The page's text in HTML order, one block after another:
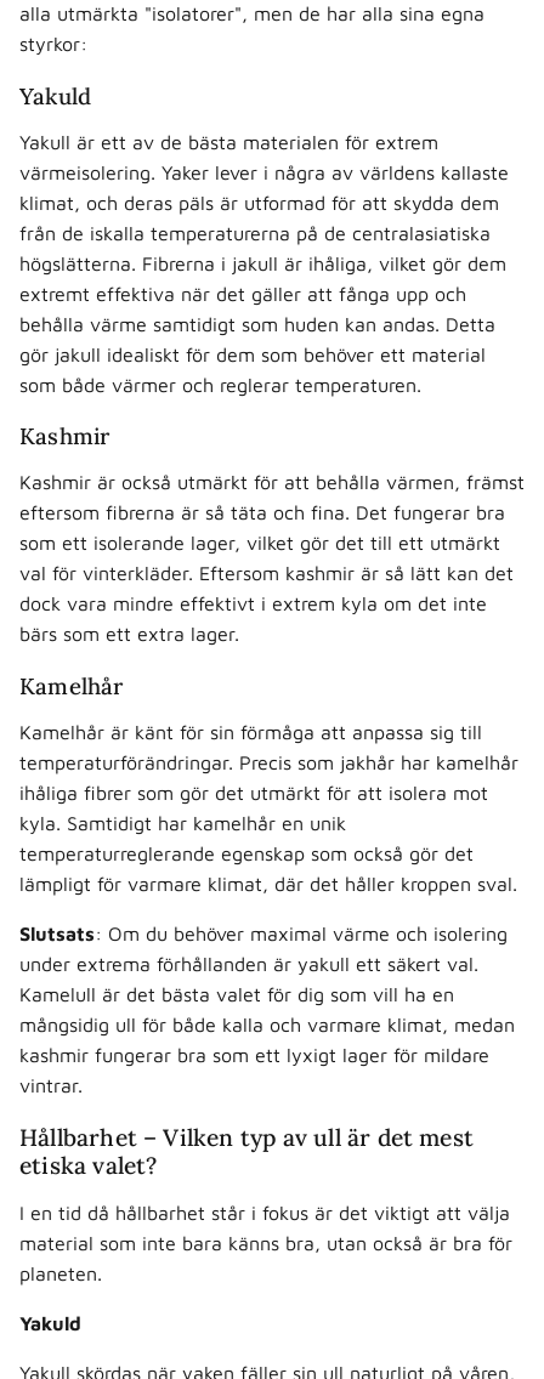
alla utmärkta "isolatorer", men de har alla sina egna
styrkor:
Yakuld
Yakull är ett av de bästa materialen för extrem
värmeisolering. Yaker lever i några av världens kallaste
klimat, och deras päls är utformad för att skydda dem
från de iskalla temperaturerna på de centralasiatiska
högslätterna. Fibrerna i jakull är ihåliga, vilket gör dem
extremt effektiva när det gäller att fånga upp och
behålla värme samtidigt som huden kan andas. Detta
gör jakull idealiskt för dem som behöver ett material
som både värmer och reglerar temperaturen.
Kashmir
Kashmir är också utmärkt för att behålla värmen, främst
eftersom fibrerna är så täta och fina. Det fungerar bra
som ett isolerande lager, vilket gör det till ett utmärkt
val för vinterkläder. Eftersom kashmir är så lätt kan det
dock vara mindre effektivt i extrem kyla om det inte
bärs som ett extra lager.
Kamelhår
Kamelhår är känt för sin förmåga att anpassa sig till
temperaturförändringar. Precis som jakhår har kamelhår
ihåliga fibrer som gör det utmärkt för att isolera mot
kyla. Samtidigt har kamelhår en unik
temperaturreglerande egenskap som också gör det
lämpligt för varmare klimat, där det håller kroppen sval.
Slutsats: Om du behöver maximal värme och isolering
under extrema förhållanden är yakull ett säkert val.
Kamelull är det bästa valet för dig som vill ha en
mångsidig ull för både kalla och varmare klimat, medan
kashmir fungerar bra som ett lyxigt lager för mildare
vintrar.
Hållbarhet – Vilken typ av ull är det mest
etiska valet?
I en tid då hållbarhet står i fokus är det viktigt att välja
material som inte bara känns bra, utan också är bra för
planeten.
Yakuld
Yakull skördas när yaken fäller sin ull naturligt på våren,